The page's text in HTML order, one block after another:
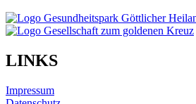
LINKS
Impressum